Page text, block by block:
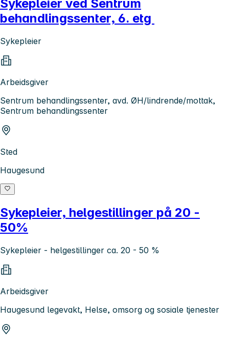
Sykepleier ved Sentrum
behandlingssenter, 6. etg
Sykepleier
Arbeidsgiver
Sentrum behandlingssenter, avd. ØH/lindrende/mottak,
Sentrum behandlingssenter
Sted
Haugesund
Sykepleier, helgestillinger på 20 -
50%
Sykepleier - helgestillinger ca. 20 - 50 %
Arbeidsgiver
Haugesund legevakt, Helse, omsorg og sosiale tjenester